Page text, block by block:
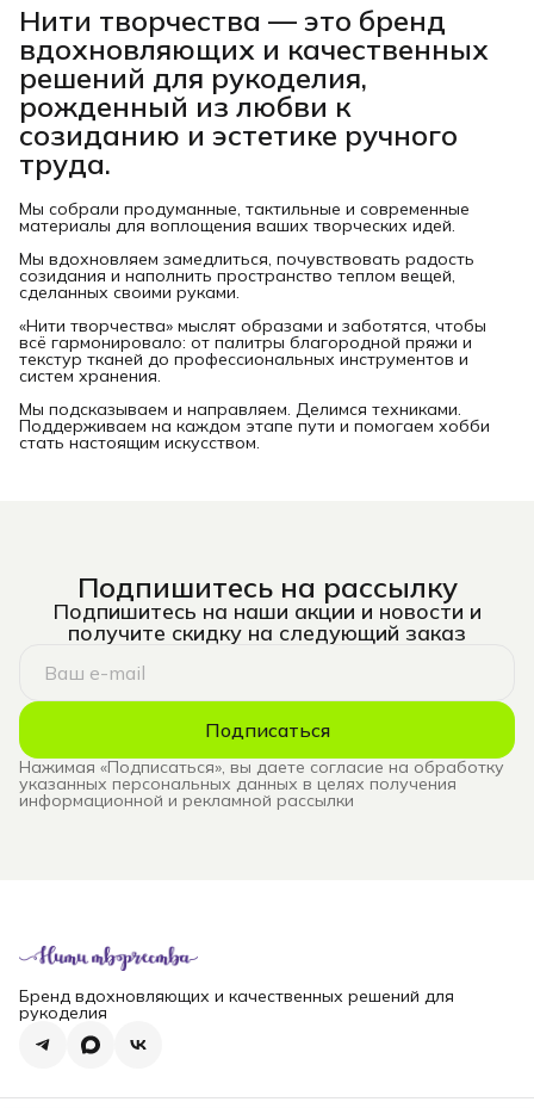
Нити творчества — это бренд
вдохновляющих и качественных
решений для рукоделия,
рожденный из любви к
созиданию и эстетике ручного
труда.
Мы собрали продуманные, тактильные и современные
материалы для воплощения ваших творческих идей.
Мы вдохновляем замедлиться, почувствовать радость
созидания и наполнить пространство теплом вещей,
сделанных своими руками.
«Нити творчества» мыслят образами и заботятся, чтобы
всё гармонировало: от палитры благородной пряжи и
текстур тканей до профессиональных инструментов и
систем хранения.
Мы подсказываем и направляем. Делимся техниками.
Поддерживаем на каждом этапе пути и помогаем хобби
стать настоящим искусством.
Подпишитесь на рассылку
Подпишитесь на наши акции и новости и
получите скидку на следующий заказ
Подписаться
Нажимая «Подписаться», вы даете согласие на обработку
указанных персональных данных в целях получения
информационной и рекламной рассылки
Бренд вдохновляющих и качественных решений для
рукоделия